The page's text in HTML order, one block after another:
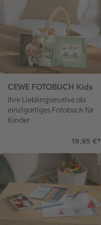
CEWE FOTOBUCH Kids
Ihre Lieblingsmotive als
einzigartiges Fotobuch für
Kinder
19,95 €*